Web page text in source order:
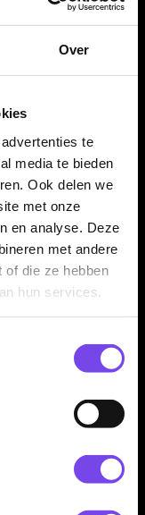
Over
te
media te bieden
Ook delen we
met onze
en analyse. Deze
met andere
of die ze hebben
hun services.
Fusion Arrow